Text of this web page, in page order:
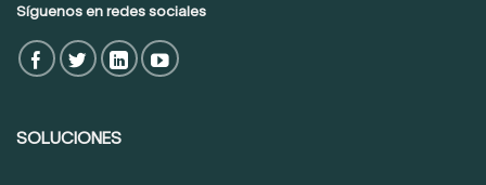
Síguenos en redes sociales
SOLUCIONES